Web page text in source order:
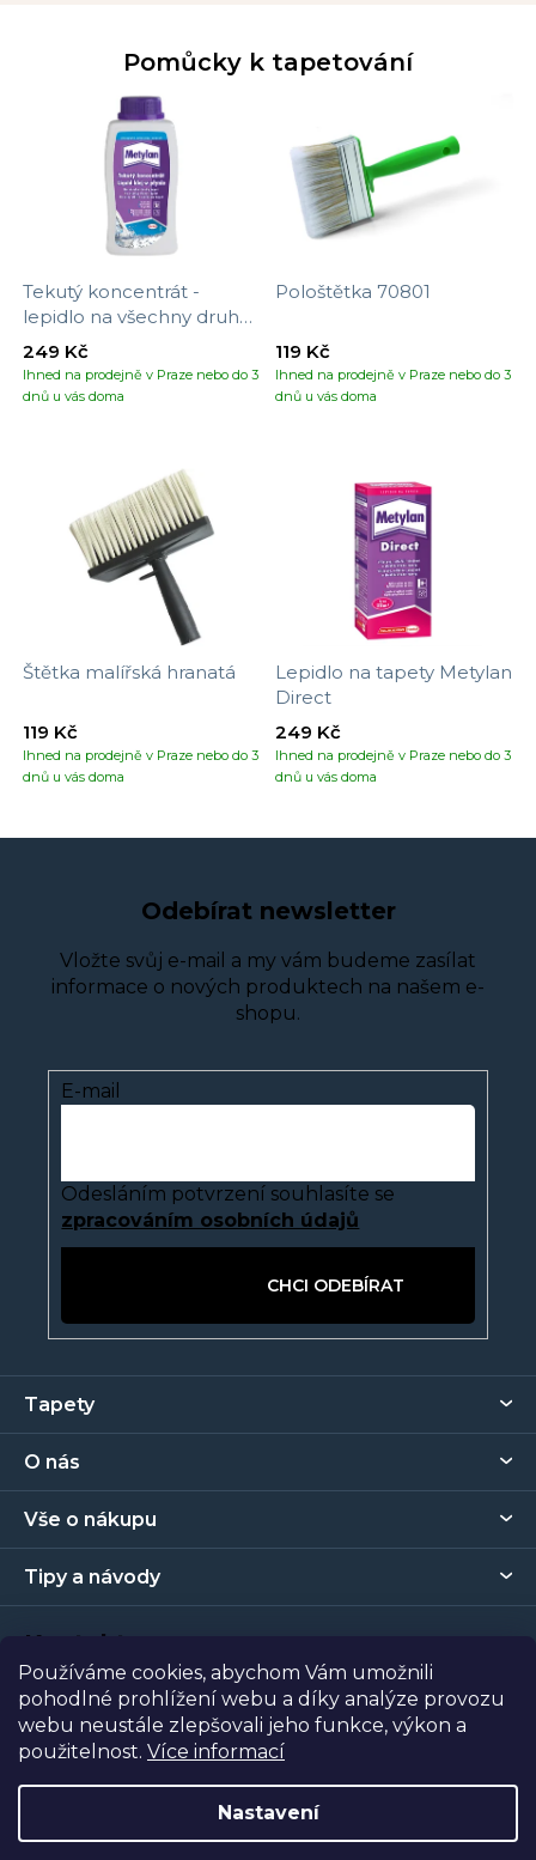
Používáme cookies, abychom Vám umožnili
pohodlné prohlížení webu a díky analýze provozu
webu neustále zlepšovali jeho funkce, výkon a
použitelnost. Více informací
Nastavení
Pomůcky k tapetování
Tekutý koncentrát -
lepidlo na všechny druhy
tapet
Ihned na prodejně v Praze nebo do 3
dnů u vás doma
249 Kč
Pološtětka 70801
Ihned na prodejně v Praze nebo do 3
dnů u vás doma
119 Kč
Štětka malířská hranatá
Ihned na prodejně v Praze nebo do 3
dnů u vás doma
119 Kč
Lepidlo na tapety Metylan
Direct
Ihned na prodejně v Praze nebo do 3
dnů u vás doma
249 Kč
Odebírat newsletter
Vložte svůj e-mail a my vám budeme zasílat
informace o nových produktech na našem e-
shopu.
E-mail
Odesláním potvrzení souhlasíte se
zpracováním osobních údajů
a
í
Tapety
O nás
Vše o nákupu
Tipy a návody
Kontakt
Prodejna
Vytvořil Shoptet| NakódovalShopcode
Copyright 2026Tapety Metro Florenc. Všechna práva
vyhrazena.